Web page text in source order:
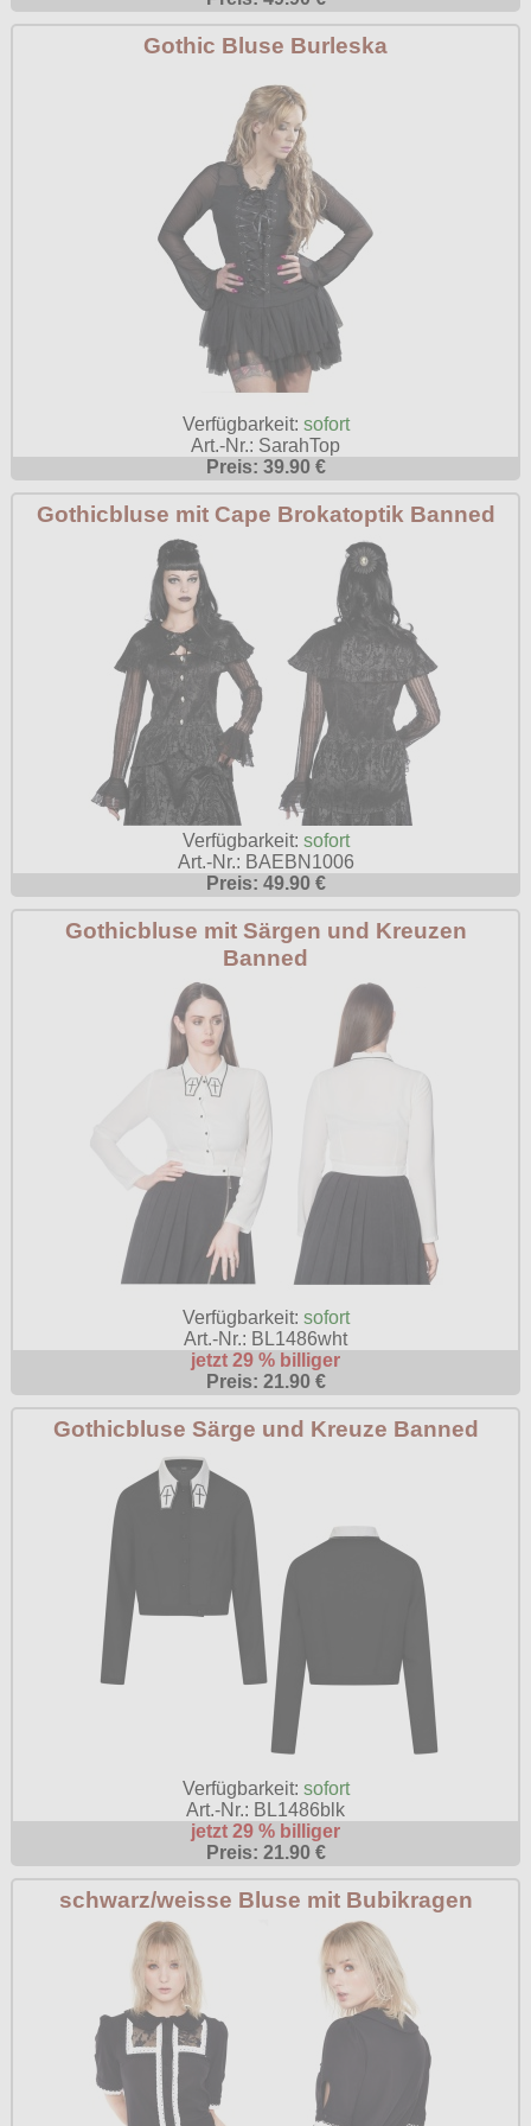
Poizen Industries
Relco
Restyle
Rockabella
Sinister
Spin Doctor
Vixxsin
Warrior Clothing
Gothic Shop
Hot Rod
Punkrock
Rockabilly
Mods
Gothic Bluse Burleska
Verfügbarkeit: sofort
Art.-Nr.: SarahTop
Preis: 39.90 €
Gothicbluse mit Cape Brokatoptik Banned
Verfügbarkeit: sofort
Art.-Nr.: BAEBN1006
Preis: 49.90 €
Gothicbluse mit Särgen und Kreuzen
Banned
Verfügbarkeit: sofort
Art.-Nr.: BL1486wht
jetzt 29 % billiger
Preis: 21.90 €
Gothicbluse Särge und Kreuze Banned
Verfügbarkeit: sofort
Art.-Nr.: BL1486blk
jetzt 29 % billiger
Preis: 21.90 €
schwarz/weisse Bluse mit Bubikragen